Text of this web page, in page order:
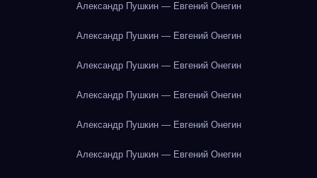
Александр Пушкин — Евгений Онегин
Александр Пушкин — Евгений Онегин
Александр Пушкин — Евгений Онегин
Александр Пушкин — Евгений Онегин
Александр Пушкин — Евгений Онегин
Александр Пушкин — Евгений Онегин